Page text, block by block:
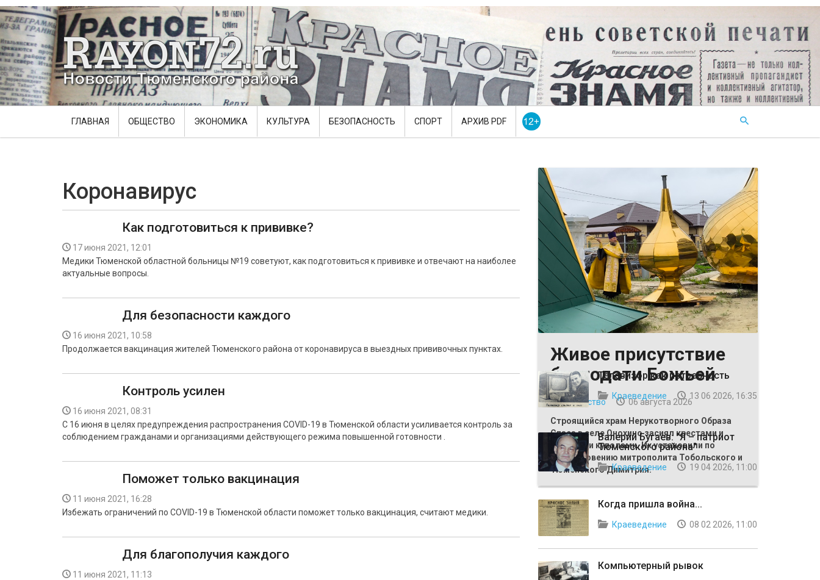
ГЛАВНАЯ ОБЩЕСТВО ЭКОНОМИКА КУЛЬТУРА БЕЗОПАСНОСТЬ СПОРТ АРХИВ PDF
Коронавирус
Как подготовиться к прививке?
17 июня 2021, 12:01
Медики Тюменской областной больницы №19 советуют, как подготовиться к прививке и отвечают на наиболее
актуальные вопросы.
Для безопасности каждого
16 июня 2021, 10:58
Продолжается вакцинация жителей Тюменского района от коронавируса в выездных прививочных пунктах.
Контроль усилен
16 июня 2021, 08:31
С 16 июня в целях предупреждения распространения COVID-19 в Тюменской области усиливается контроль за
соблюдением гражданами и организациями действующего режима повышенной готовности .
Поможет только вакцинация
11 июня 2021, 16:28
Избежать ограничений по COVID-19 в Тюменской области поможет только вакцинация, считают медики.
Для благополучия каждого
11 июня 2021, 11:13
Живое присутствие
благодати Божьей
Общество
06 августа 2026
Строящийся храм Нерукотворного Образа
Спаса в селе Онохино засиял крестами и
главными куполами. Их установили по
благословению митрополита Тобольского и
Тюменского Димитрия.
ВЫБОР РЕДАКЦИИ
Телевизор как потребность
Краеведение 13 06 2026, 16:35
Валерий Бугаев: "Я – патриот
Тюменского района"
Краеведение 19 04 2026, 11:00
Когда пришла война...
Краеведение 08 02 2026, 11:00
Компьютерный рывок